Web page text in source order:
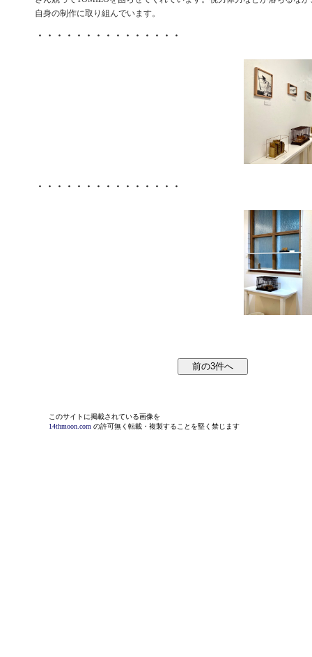
自身の制作に取り組んでいます。
・・・・・・・・・・・・・・・
・・・・・・・・・・・・・・・
このサイトに掲載されている画像を
14thmoon.com の許可無く転載・複製することを堅く禁じます